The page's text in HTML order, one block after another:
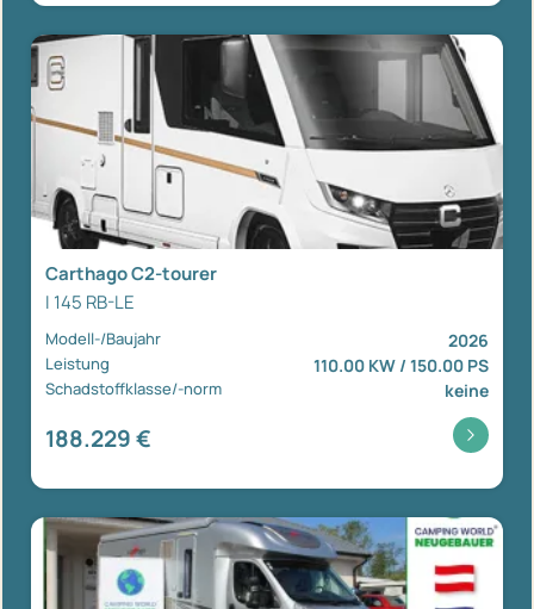
Carthago C2-tourer
I 145 RB-LE
Modell-/Baujahr 2026
Leistung 110.00 KW / 150.00 PS
Schadstoffklasse/-norm keine
188.229 €